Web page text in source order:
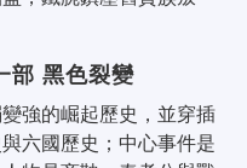
部 黑色裂變
強的崛起歷史，並穿插
六國歷史；中心事件是